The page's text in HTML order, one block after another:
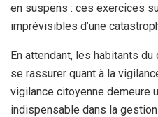
en suspens : ces exercices
imprévisibles d’une
En attendant, les habitants
se rassurer quant à la
vigilance citoyenne demeure
indispensable dans la